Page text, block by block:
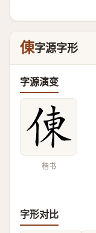
倲字源字形
字源演变
楷书
字形对比